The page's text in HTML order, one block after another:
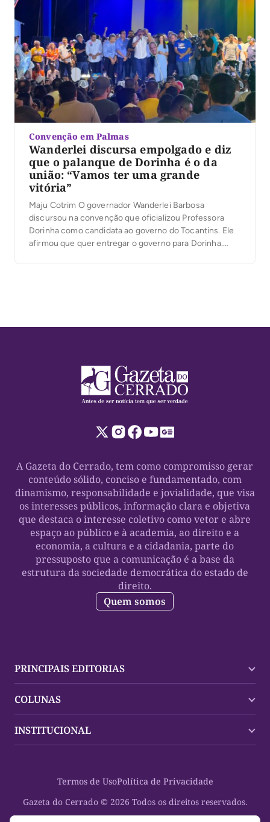
Convenção em Palmas
Wanderlei discursa empolgado e diz
que o palanque de Dorinha é o da
união: “Vamos ter uma grande
vitória”
Maju Cotrim O governador Wanderlei Barbosa
discursou na convenção que oficializou Professora
Dorinha como candidata ao governo do Tocantins. Ele
afirmou que quer entregar o governo para Dorinha.
A Gazeta do Cerrado, tem como compromisso gerar
conteúdo sólido, conciso e fundamentado, com
dinamismo, responsabilidade e jovialidade, que visa
os interesses públicos, informação clara e objetiva
que destaca o interesse coletivo como vetor e abre
espaço ao público e à academia, ao direito e a
economia, a cultura e a cidadania, parte do
pressuposto que a comunicação é a base da
estrutura da sociedade democrática do estado de
direito.
Quem somos
PRINCIPAIS EDITORIAS
Palmas
Mundo
Oportunidades
Cultura
Saúde
COLUNAS
Policial
Planeta Vivo
Espaço Cidadania
Turistando Gazeta
INSTITUCIONAL
Gazeta do Cerrado © 2026 Todos os direitos reservados.
Termos de UsoPolítica de Privacidade